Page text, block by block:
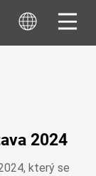
2024
který se